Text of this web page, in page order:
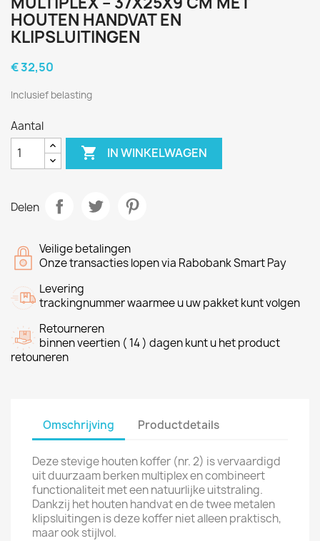
HOUTEN HANDVAT EN
KLIPSLUITINGEN
€ 32,50
Inclusief belasting
Aantal
 IN WINKELWAGEN
Delen
Veilige betalingen
Onze transacties lopen via Rabobank Smart Pay
Levering
trackingnummer waarmee u uw pakket kunt volgen
Retourneren
binnen veertien ( 14 ) dagen kunt u het product
retouneren
Omschrijving Productdetails
Deze stevige houten koffer (nr. 2) is vervaardigd
uit duurzaam berken multiplex en combineert
functionaliteit met een natuurlijke uitstraling.
Dankzij het houten handvat en de twee metalen
klipsluitingen is deze koffer niet alleen praktisch,
maar ook stijlvol.